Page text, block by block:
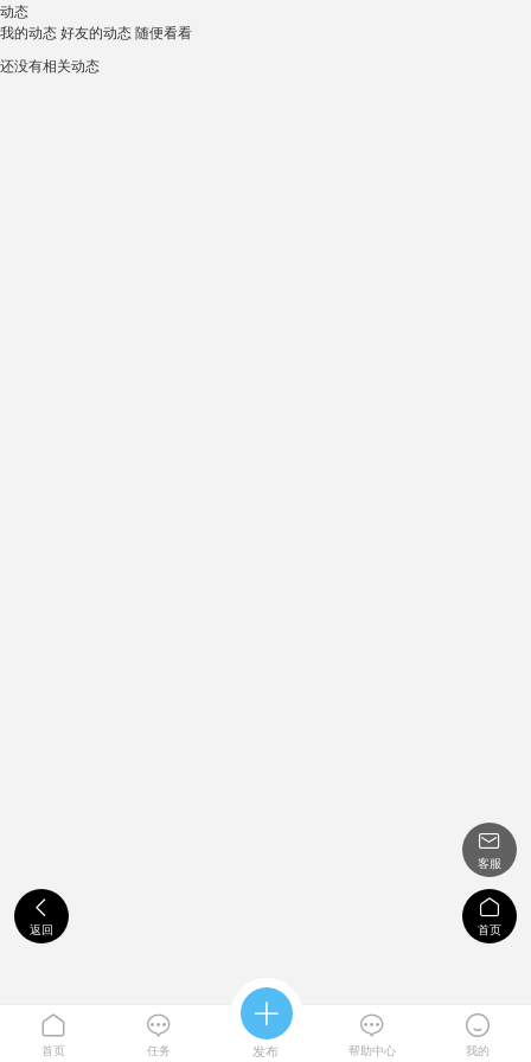
动态
我的动态好友的动态随便看看
还没有相关动态

返回

客服

首页

首页

任务

发布

帮助中心

我的